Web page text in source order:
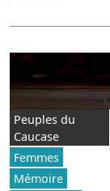
Peuples du
Caucase
Femmes
Mémoire